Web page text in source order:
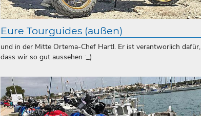
Eure Tourguides (außen)
und in der Mitte Ortema-Chef Hartl. Er ist verantworlich dafür,
dass wir so gut aussehen :_)